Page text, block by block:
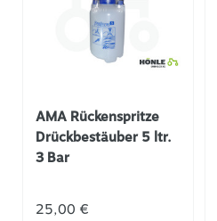
AMA Rückenspritze
Drückbestäuber 5 ltr.
3 Bar
25,00 €